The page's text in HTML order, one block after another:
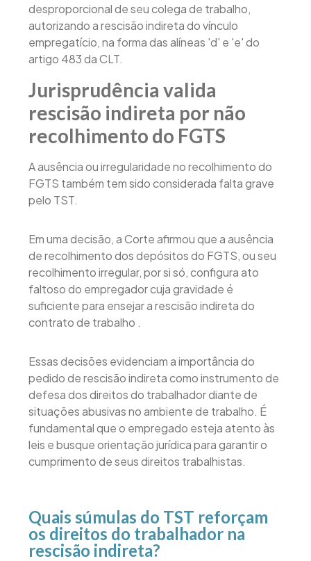
desproporcional de seu colega de trabalho,
autorizando a rescisão indireta do vínculo
empregatício, na forma das alíneas 'd' e 'e' do
artigo 483 da CLT.
Jurisprudência valida
rescisão indireta por não
recolhimento do FGTS
A ausência ou irregularidade no recolhimento do
FGTS também tem sido considerada falta grave
pelo TST.
Em uma decisão, a Corte afirmou que a ausência
de recolhimento dos depósitos do FGTS, ou seu
recolhimento irregular, por si só, configura ato
faltoso do empregador cuja gravidade é
suficiente para ensejar a rescisão indireta do
contrato de trabalho .
Essas decisões evidenciam a importância do
pedido de rescisão indireta como instrumento de
defesa dos direitos do trabalhador diante de
situações abusivas no ambiente de trabalho. É
fundamental que o empregado esteja atento às
leis e busque orientação jurídica para garantir o
cumprimento de seus direitos trabalhistas.
Quais súmulas do TST reforçam
os direitos do trabalhador na
rescisão indireta?